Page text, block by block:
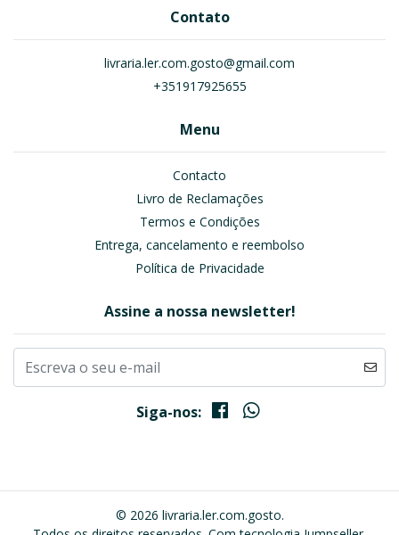
Contato
livraria.ler.com.gosto@gmail.com
+351917925655
Menu
Contacto
Livro de Reclamações
Termos e Condições
Entrega, cancelamento e reembolso
Política de Privacidade
Assine a nossa newsletter!
Siga-nos:
© 2026 livraria.ler.com.gosto.